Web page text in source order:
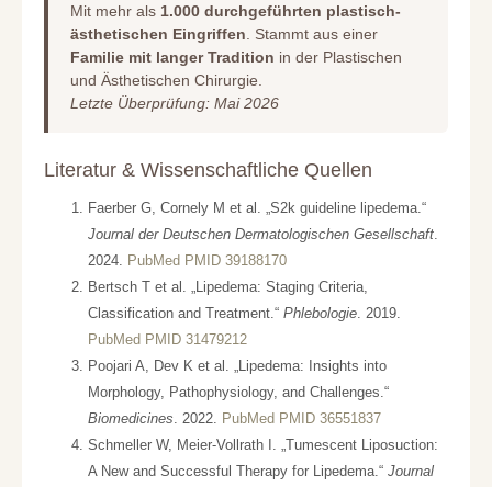
Mit mehr als 1.000 durchgeführten plastisch-
ästhetischen Eingriffen . Stammt aus einer
Familie mit langer Tradition in der Plastischen
und Ästhetischen Chirurgie.
Letzte Überprüfung: Mai 2026
Literatur & Wissenschaftliche Quellen
Faerber G, Cornely M et al. „S2k guideline lipedema.“
Journal der Deutschen Dermatologischen Gesellschaft
2024.
PubMed PMID 39188170
Bertsch T et al. „Lipedema: Staging Criteria,
Classification and Treatment.“ Phlebologie . 2019.
PubMed PMID 31479212
Poojari A, Dev K et al. „Lipedema: Insights into
Morphology, Pathophysiology, and Challenges.“
Biomedicines . 2022.
PubMed PMID 36551837
Schmeller W, Meier-Vollrath I. „Tumescent Liposuction:
A New and Successful Therapy for Lipedema.“ Journal